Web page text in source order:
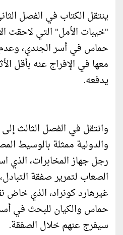
ينتقل الكتاب في الفصل
"خيبات الأمل" التي لاحقت
حماس في أسر الجندي، وعدم
معها في الإفراج عنه بأقل
يدفعه.
وانتقل في الفصل الثالث
والدولية ممثلة بالوسيط
رجل جهاز المخابرات، الذي
الصعاب لتمرير صفقة
غيرهارد كونراد، الذي
حماس والكيان للبحث في
سيفرج عنهم خلال الصفقة.